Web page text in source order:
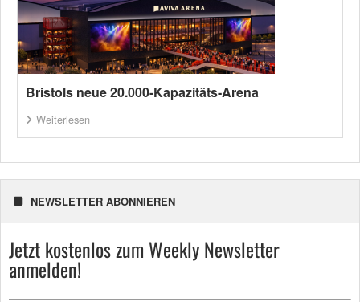
Bristols neue 20.000-Kapazitäts-Arena
Weiterlesen
NEWSLETTER ABONNIEREN
Jetzt kostenlos zum Weekly Newsletter
anmelden!